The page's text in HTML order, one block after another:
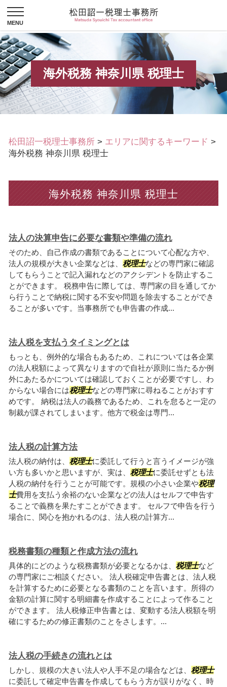
海外税務 神奈川県 税理士
松田詔一税理士事務所 > エリアに関するキーワード >
海外税務 神奈川県 税理士
海外税務 神奈川県 税理士
法人の決算申告に必要な書類や準備の流れ
そのため、自己作成の書類であることについて心配な方や、
法人の規模が大きい企業などは、 税理士などの専門家に確認
してもらうことで記入漏れなどのアクシデントを防止するこ
とができます。 税務申告に際しては、専門家の目を通してか
ら行うことで納税に関する不安や問題を除去することができ
ることが多いです。当事務所でも申告書の作成...
法人税を支払うタイミングとは
もっとも、例外的な場合もあるため、これについては各企業
の法人税額によって異なりますので自社が原則に当たるか例
外にあたるかについては確認しておくことが必要ですし、わ
からない場合には税理士などの専門家に尋ねることがおすす
めです。 納税は法人の義務であるため、これを怠ると一定の
制裁が課されてしまいます。他方で税金は専門...
法人税の計算方法
法人税の納付は、 税理士に委託して行うと言うイメージが強
い方も多いかと思いますが、実は、 税理士に委託せずとも法
人税の納付を行うことが可能です。規模の小さい企業や税理
士費用を支払う余裕のない企業などの法人はセルフで申告す
ることで義務を果たすことができます。 セルフで申告を行う
場合に、関心を抱かれるのは、法人税の計算方...
税務書類の種類と作成方法の流れ
具体的にどのような税務書類が必要となるかは、 税理士など
の専門家にご相談ください。 法人税確定申告書とは、法人税
を計算するために必要となる書類のことを言います。所得の
金額の計算に関する明細書を作成することによって作ること
ができます。 法人税修正申告書とは、変動する法人税額を明
確にするための修正書類のことをさします。...
法人税の手続きの流れとは
しかし、規模の大きい法人や人手不足の場合などは、 税理士
に委託して確定申告書を作成してもらう方が誤りがなく、時